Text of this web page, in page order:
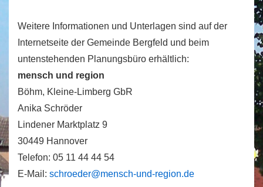
Weitere Informationen und Unterlagen sind auf der
Internetseite der Gemeinde Bergfeld und beim
untenstehenden Planungsbüro erhältlich:
mensch und region
Böhm, Kleine-Limberg GbR
Anika Schröder
Lindener Marktplatz 9
30449 Hannover
Telefon: 05 11 44 44 54
E-Mail: schroeder@mensch-und-region.de